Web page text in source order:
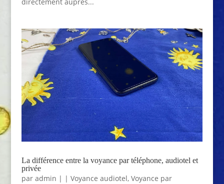
directement auprès...
La différence entre la voyance par téléphone, audiotel et
privée
par admin | | Voyance audiotel, Voyance par